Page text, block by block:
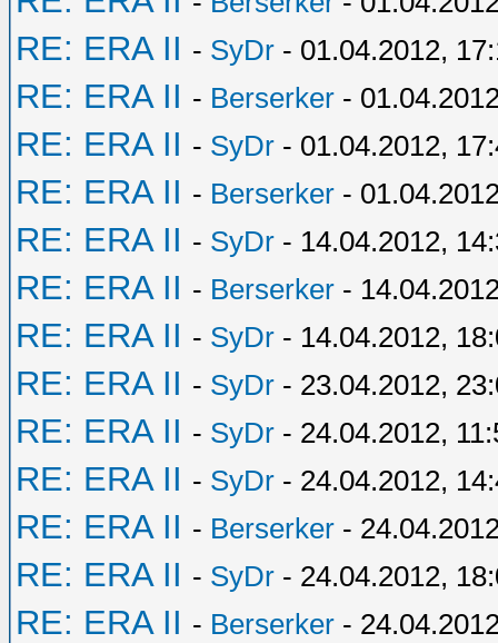
RE: ERA II - SyDr - 01.04.2012,
RE: ERA II - Berserker -
RE: ERA II - SyDr - 01.04.2012,
RE: ERA II - Berserker -
RE: ERA II - SyDr - 14.04.2012,
RE: ERA II - Berserker -
RE: ERA II - SyDr - 14.04.2012,
RE: ERA II - SyDr - 23.04.2012,
RE: ERA II - SyDr - 24.04.2012,
RE: ERA II - SyDr - 24.04.2012,
RE: ERA II - Berserker -
RE: ERA II - SyDr - 24.04.2012,
RE: ERA II - Berserker -